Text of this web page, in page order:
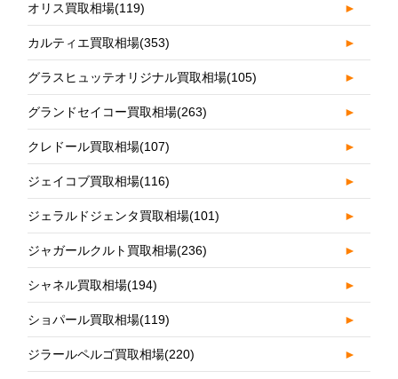
オリス買取相場(119) ►
カルティエ買取相場(353) ►
グラスヒュッテオリジナル買取相場(105) ►
グランドセイコー買取相場(263) ►
クレドール買取相場(107) ►
ジェイコブ買取相場(116) ►
ジェラルドジェンタ買取相場(101) ►
ジャガールクルト買取相場(236) ►
シャネル買取相場(194) ►
ショパール買取相場(119) ►
ジラールペルゴ買取相場(220) ►